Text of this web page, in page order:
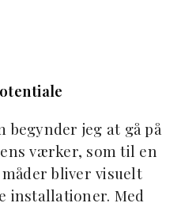
begynder jeg at gå på
værker, som til en
bliver visuelt
installationer. Med